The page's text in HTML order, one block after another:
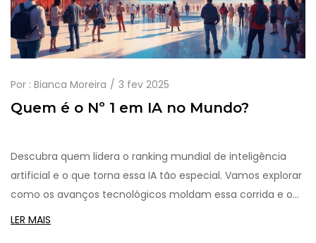
Por : Bianca Moreira 3 fev 2025
Quem é o Nº 1 em IA no Mundo?
Descubra quem lidera o ranking mundial de inteligência
artificial e o que torna essa IA tão especial. Vamos explorar
como os avanços tecnológicos moldam essa corrida e o
impacto disso na nossa vida diária. Aprenderemos sobre os
LER MAIS